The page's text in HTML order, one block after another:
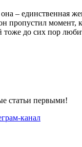
– единственная
пропустил
до сих пор
статьи первыми!